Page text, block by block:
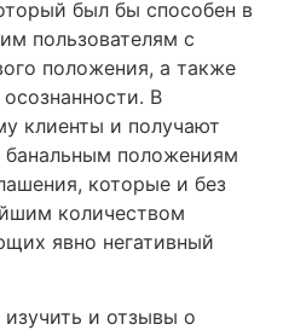
был бы способен в
пользователям с
положения, а также
В
клиенты и получают
банальным положениям
которые и без
количеством
явно негативный
и отзывы о